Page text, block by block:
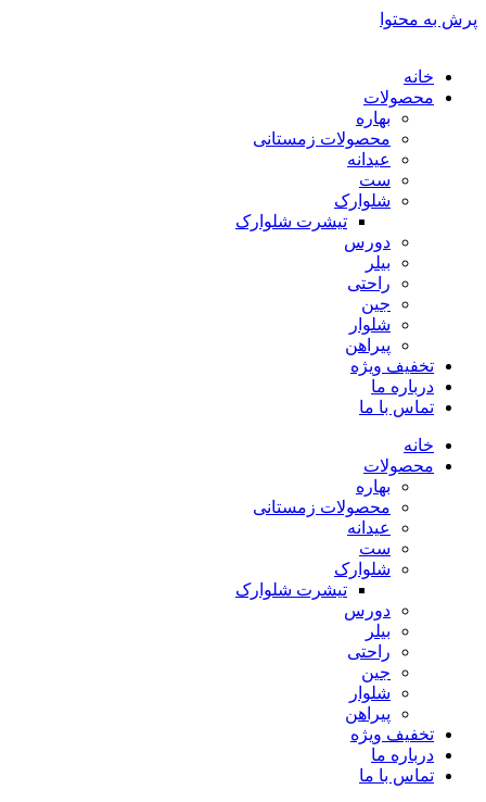
پرش به محتوا
خانه
محصولات
بهاره
محصولات زمستانی
عیدانه
ست
شلوارک
تیشرت شلوارک
دورس
بیلر
راحتی
جین
شلوار
پیراهن
تخفیف ویژه
درباره ما
تماس با ما
خانه
محصولات
بهاره
محصولات زمستانی
عیدانه
ست
شلوارک
تیشرت شلوارک
دورس
بیلر
راحتی
جین
شلوار
پیراهن
تخفیف ویژه
درباره ما
تماس با ما